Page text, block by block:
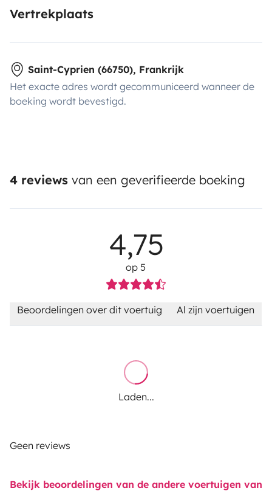
Vertrekplaats
Saint-Cyprien (66750), Frankrijk
Het exacte adres wordt gecommuniceerd wanneer de
boeking wordt bevestigd.
4 reviews van een geverifieerde boeking
4,75
op 5
Beoordelingen over dit voertuig Al zijn voertuigen
Laden...
Geen reviews
Bekijk beoordelingen van de andere voertuigen van